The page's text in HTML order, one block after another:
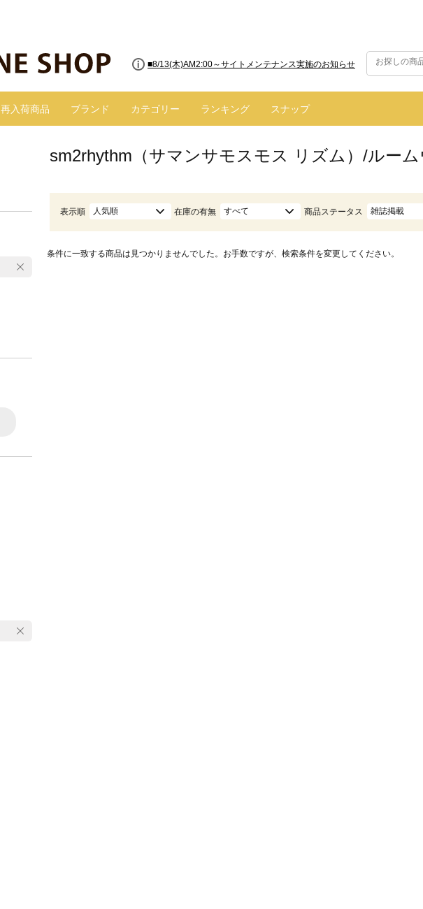
■8/13(木)AM2:00～サイトメンテナンス実施のお知らせ
再入荷商品 ブランド カテゴリー ランキング スナップ
sm2rhythm（サマンサモスモス リズム）/ルー
表示順 人気順 在庫の有無 すべて 商品ステータス 雑誌掲載
条件に一致する商品は見つかりませんでした。お手数ですが、検索条件を変更してください。